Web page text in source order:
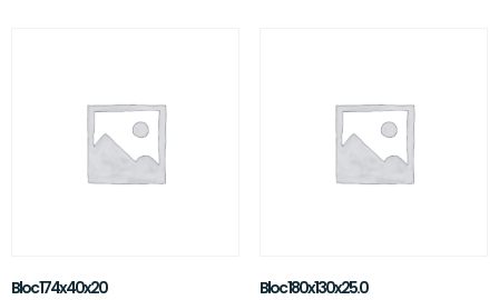
Bloc 174x40x20 Bloc 180x130x25.0